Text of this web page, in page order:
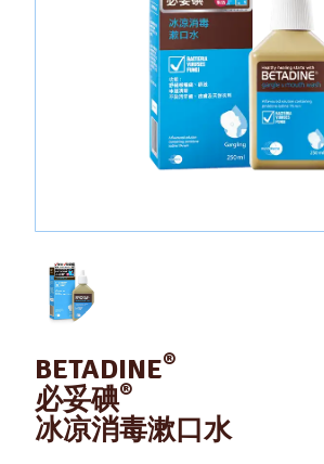
BETADINE®
必妥碘®
冰凉消毒漱口水